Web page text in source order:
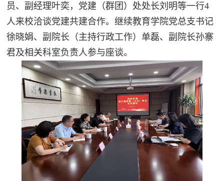
员、副经理叶奕，党建（群团）处处长刘明等一行4
人来校洽谈党建共建合作。继续教育学院党总支书记
徐晓娟、副院长（主持行政工作）单磊、副院长孙寨
君及相关科室负责人参与座谈。